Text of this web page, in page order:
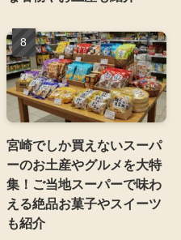
宮崎でしか買えないスーパ
ーのお土産やグルメを大特
集！ご当地スーパーで味わ
える絶品お菓子やスイーツ
も紹介